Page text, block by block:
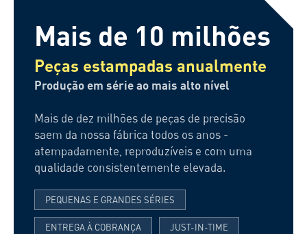
Mais de 10 milhões
Peças estampadas anualmente
Produção em série ao mais alto nível
Mais de dez milhões de peças de precisão
saem da nossa fábrica todos os anos -
atempadamente, reproduzíveis e com uma
qualidade consistentemente elevada.
PEQUENAS E GRANDES SÉRIES
ENTREGA À COBRANÇA JUST-IN-TIME